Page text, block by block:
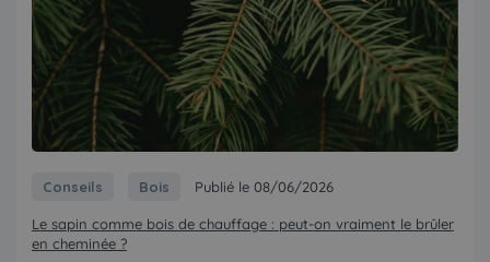
Conseils Bois Publié le 08/06/2026
Le sapin comme bois de chauffage : peut-on vraiment le brûler
en cheminée ?